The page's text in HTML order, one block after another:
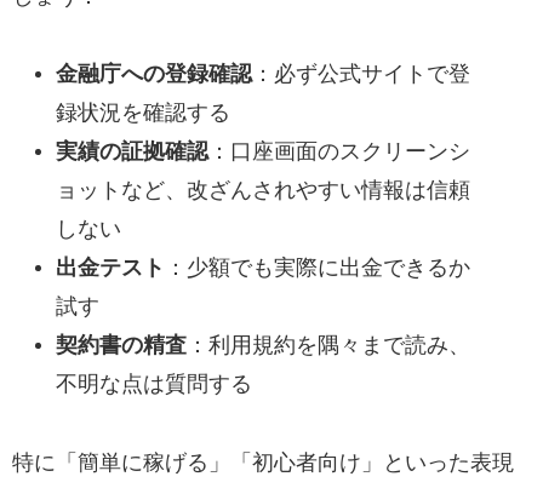
金融庁への登録確認：必ず公式サイトで登
録状況を確認する
実績の証拠確認：口座画面のスクリーンシ
ョットなど、改ざんされやすい情報は信頼
しない
出金テスト
：少額でも実際に出金できるか
試す
契約書の精査 ：利用規約を隅々まで読み、
不明な点は質問する
特に「簡単に稼げる」「初心者向け」といった表現